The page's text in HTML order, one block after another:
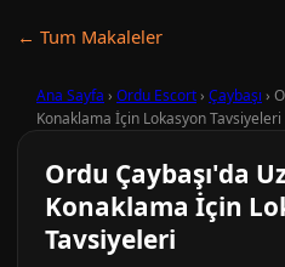
← Tum Makaleler
Ana Sayfa › Ordu Escort› Çaybaşı ›
Konaklama İçin Lokasyon Tavsiyeleri
Ordu Çaybaşı'da
Konaklama İçin
Tavsiyeleri